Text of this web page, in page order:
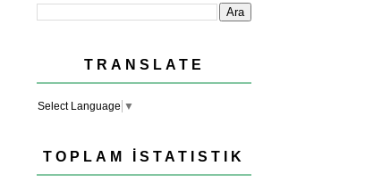
TRANSLATE
Select Language ▼
TOPLAM İSTATISTIK